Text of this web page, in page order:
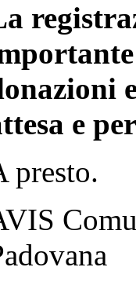
e
presto.